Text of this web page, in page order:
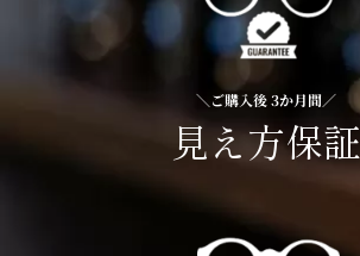
＼ご購入後 3か月間／
見え方保証